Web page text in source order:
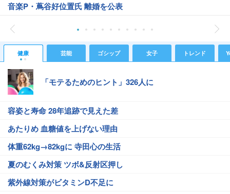
音楽P・蔦谷好位置氏 離婚を公表
健康 芸能 ゴシップ 女子 トレンド
「モテるためのヒント」326人に
容姿と寿命 28年追跡で見えた差
あたりめ 血糖値を上げない理由
体重62kg→82kgに 寺田心の生活
夏のむくみ対策 ツボ&反射区押し
紫外線対策がビタミンD不足に